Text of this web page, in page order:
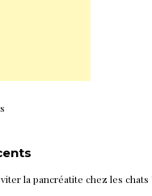
la pancréatite chez les chats